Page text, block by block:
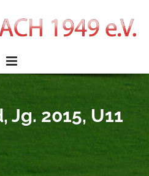
Jg. 2015, U11